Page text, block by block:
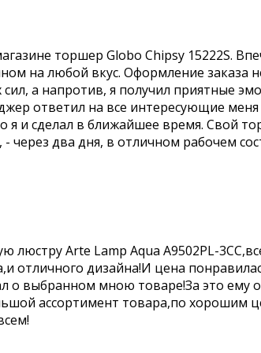
торшер Globo Chipsy 15222S.
на любой вкус. Оформление заказа
а напротив, я получил приятные
ответил на все интересующие
я и сделал в ближайшее время. Свой
через два дня, в отличном рабочем
люстру Arte Lamp Aqua A9502PL-
отличного дизайна!И цена
о выбранном мною товаре!За это ему
ассортимент товара,по хорошим